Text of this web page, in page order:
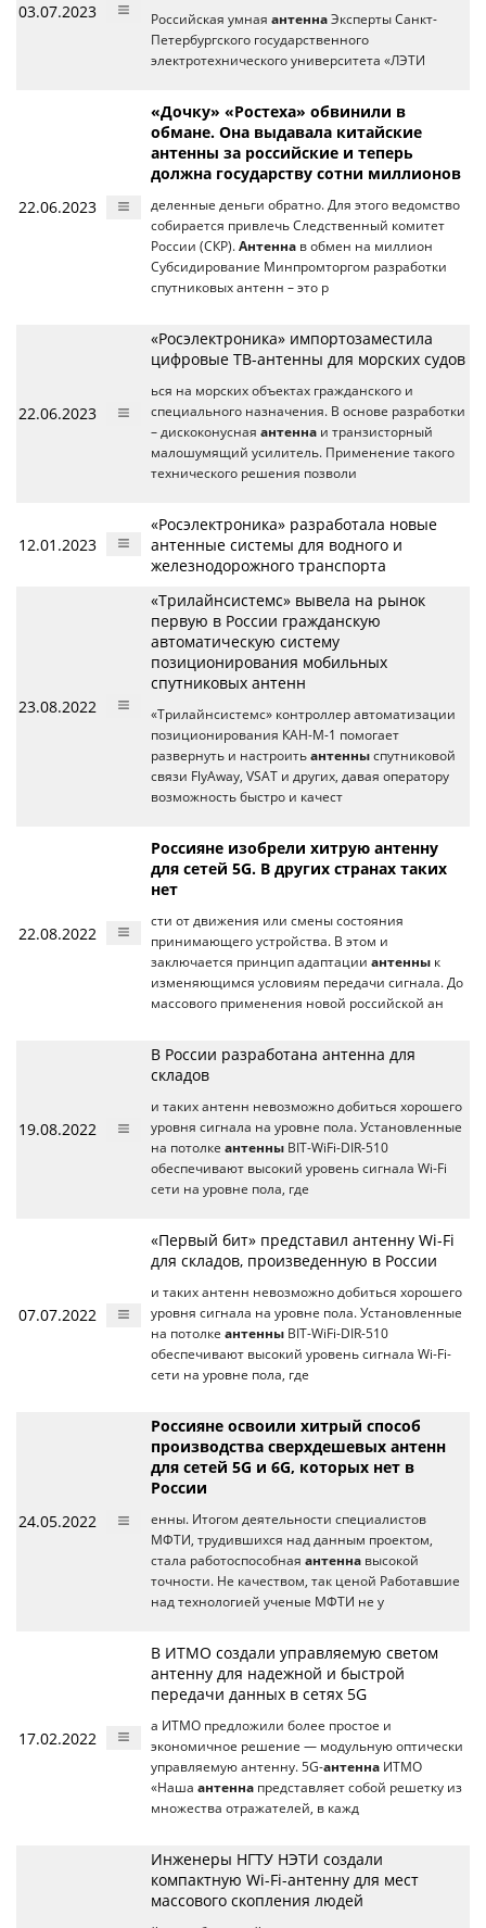
03.07.2023 Российская умная антенна Эксперты Санкт-
Петербургского государственного
электротехнического университета «ЛЭТИ
22.06.2023
«Дочку» «Ростеха» обвинили в
обмане. Она выдавала китайские
антенны за российские и теперь
должна государству сотни миллионов
деленные деньги обратно. Для этого ведомство
собирается привлечь Следственный комитет
России (СКР). Антенна в обмен на миллион
Субсидирование Минпромторгом разработки
спутниковых антенн – это р
22.06.2023
«Росэлектроника» импортозаместила
цифровые ТВ-антенны для морских судов
ься на морских объектах гражданского и
специального назначения. В основе разработки
– дискоконусная антенна и транзисторный
малошумящий усилитель. Применение такого
технического решения позволи
12.01.2023
«Росэлектроника» разработала новые
антенные системы для водного и
железнодорожного транспорта
23.08.2022
«Трилайнсистемс» вывела на рынок
первую в России гражданскую
автоматическую систему
позиционирования мобильных
спутниковых антенн
«Трилайнсистемс» контроллер автоматизации
позиционирования КАН-М-1 помогает
развернуть и настроить антенны спутниковой
связи FlyAway, VSAT и других, давая оператору
возможность быстро и качест
22.08.2022
Россияне изобрели хитрую антенну
для сетей 5G. В других странах таких
нет
сти от движения или смены состояния
принимающего устройства. В этом и
заключается принцип адаптации антенны к
изменяющимся условиям передачи сигнала. До
массового применения новой российской ан
19.08.2022
В России разработана антенна для
складов
и таких антенн невозможно добиться хорошего
уровня сигнала на уровне пола. Установленные
на потолке антенны BIT-WiFi-DIR-510
обеспечивают высокий уровень сигнала Wi-Fi
сети на уровне пола, где
07.07.2022
«Первый бит» представил антенну Wi-Fi
для складов, произведенную в России
и таких антенн невозможно добиться хорошего
уровня сигнала на уровне пола. Установленные
на потолке антенны BIT-WiFi-DIR-510
обеспечивают высокий уровень сигнала Wi-Fi-
сети на уровне пола, где
24.05.2022
Россияне освоили хитрый способ
производства сверхдешевых антенн
для сетей 5G и 6G, которых нет в
России
енны. Итогом деятельности специалистов
МФТИ, трудившихся над данным проектом,
стала работоспособная антенна высокой
точности. Не качеством, так ценой Работавшие
над технологией ученые МФТИ не у
17.02.2022
В ИТМО создали управляемую светом
антенну для надежной и быстрой
передачи данных в сетях 5G
а ИТМО предложили более простое и
экономичное решение — модульную оптически
управляемую антенну. 5G-антенна ИТМО
«Наша антенна представляет собой решетку из
множества отражателей, в кажд
Инженеры НГТУ НЭТИ создали
компактную Wi-Fi-антенну для мест
массового скопления людей